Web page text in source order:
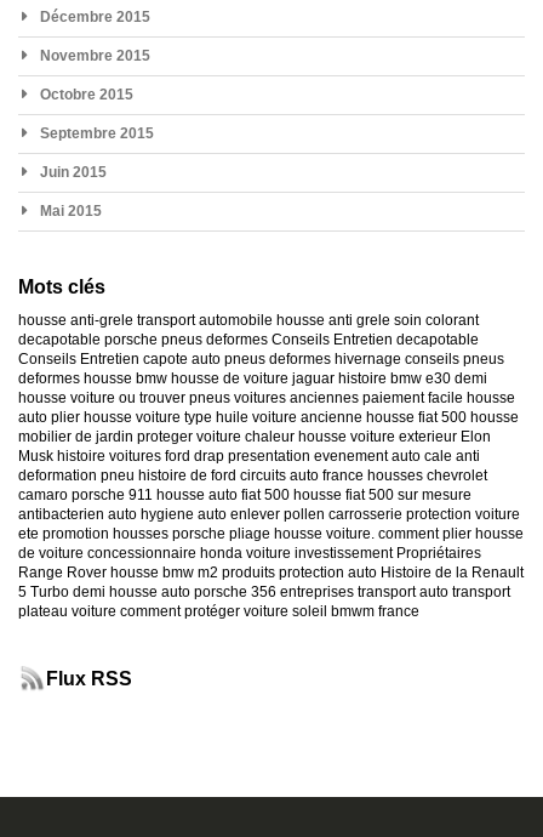
Décembre 2015
Novembre 2015
Octobre 2015
Septembre 2015
Juin 2015
Mai 2015
Mots clés
housse anti-grele transport automobile housse anti grele soin colorant
decapotable porsche pneus deformes Conseils Entretien decapotable
Conseils Entretien capote auto pneus deformes hivernage conseils pneus
deformes housse bmw housse de voiture jaguar histoire bmw e30 demi
housse voiture ou trouver pneus voitures anciennes paiement facile housse
auto plier housse voiture type huile voiture ancienne housse fiat 500 housse
mobilier de jardin proteger voiture chaleur housse voiture exterieur Elon
Musk histoire voitures ford drap presentation evenement auto cale anti
deformation pneu histoire de ford circuits auto france housses chevrolet
camaro porsche 911 housse auto fiat 500 housse fiat 500 sur mesure
antibacterien auto hygiene auto enlever pollen carrosserie protection voiture
ete promotion housses porsche pliage housse voiture. comment plier housse
de voiture concessionnaire honda voiture investissement Propriétaires
Range Rover housse bmw m2 produits protection auto Histoire de la Renault
5 Turbo demi housse auto porsche 356 entreprises transport auto transport
plateau voiture comment protéger voiture soleil bmwm france
Flux RSS